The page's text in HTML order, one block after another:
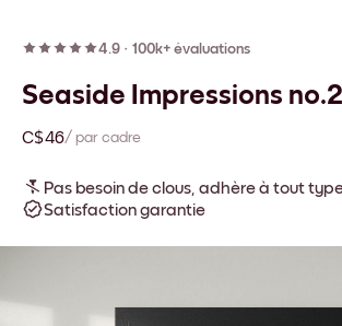
4.9 · 100k+ évaluations
Seaside Impressions no.2
C$46/ par cadre
Pas besoin de clous, adhère à tout
Satisfaction garantie